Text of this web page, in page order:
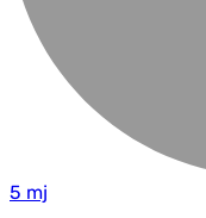
5 mj